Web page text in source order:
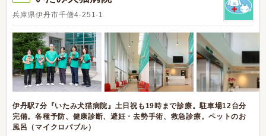
兵庫県伊丹市千僧4-251-1
伊丹駅7分『いたみ犬猫病院』土日祝も19時まで診療。駐車場12台分
完備。各種予防、健康診断、避妊・去勢手術、救急診療。ペットのお
風呂（マイクロバブル）